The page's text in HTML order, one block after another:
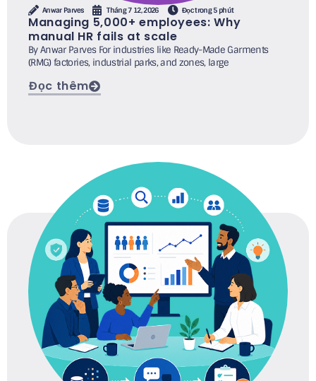
Anwar Parves Tháng 7 12, 2026 Đọc trong 5 phút
Managing 5,000+ employees: Why
manual HR fails at scale
By Anwar Parves For industries like Ready-Made Garments
(RMG) factories, industrial parks, and zones, large
Đọc thêm